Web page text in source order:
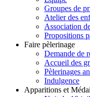
Groupes de
Atelier des
Association
Propositions
Faire pèlerinage
Demande de
Accueil des
Pèlerinages
Indulgence
Apparitions et